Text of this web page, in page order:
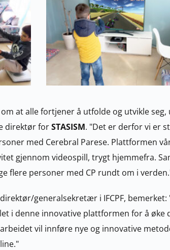
at alle fortjener å utfolde og utvikle
direktør for STASISM. "Det er derfor vi er
med Cerebral Parese. Plattformen
gjennom videospill, trygt hjemmefra.
flere personer med CP rundt om i
i denne innovative plattformen for å øke
vil innføre nye og innovative